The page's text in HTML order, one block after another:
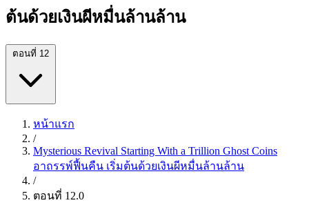
ต้นด้วยเงินผีหมื่นล้านล้าน
ตอนที่ 12
หน้าแรก
/
Mysterious Revival Starting With a Trillion Ghost Coins
อาถรรพ์ฟื้นคืน เริ่มต้นด้วยเงินผีหมื่นล้านล้าน
/
ตอนที่ 12.0